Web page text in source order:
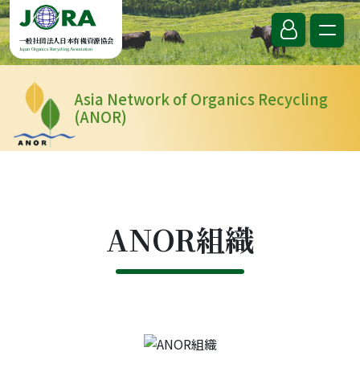
Skip to content
一般社団法人日本有機資源協会
Japan Organics Recycling Association
Asia Network of Organics Recycling
(ANOR)
ANOR組織